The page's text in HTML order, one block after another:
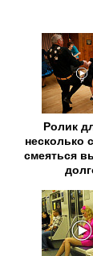
Ролик
несколько
смеяться